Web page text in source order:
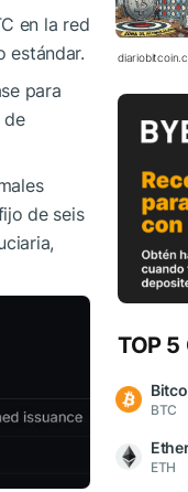
en la red
estándar.
para
de
de seis
TOP
BTC
ETH